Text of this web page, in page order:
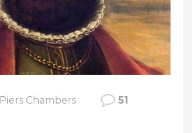
Piers Chambers 51